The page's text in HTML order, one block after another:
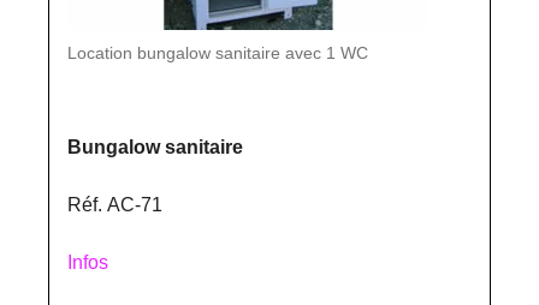
Location bungalow sanitaire avec 1 WC
Bungalow sanitaire
Réf. AC-71
Infos